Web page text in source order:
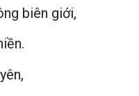
biên giới,